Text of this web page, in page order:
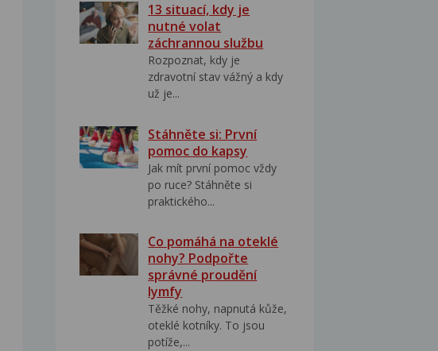
13 situací, kdy je
nutné volat
záchrannou službu
Rozpoznat, kdy je
zdravotní stav vážný a kdy
už je...
Stáhněte si: První
pomoc do kapsy
Jak mít první pomoc vždy
po ruce? Stáhněte si
praktického...
Co pomáhá na oteklé
nohy? Podpořte
správné proudění
lymfy
Těžké nohy, napnutá kůže,
oteklé kotníky. To jsou
potíže,...